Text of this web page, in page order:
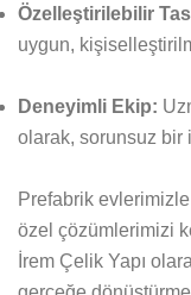
Özelleştirilebilir
uygun,
Deneyimli Ekip:
olarak, sorunsuz bir
Prefabrik
özel çözümlerimizi
İrem Çelik Yapı